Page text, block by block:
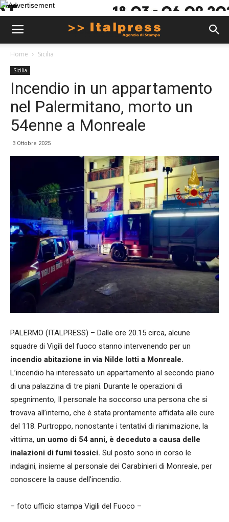
Home Sicilia
Sicilia
Incendio in un appartamento
nel Palermitano, morto un
54enne a Monreale
3 Ottobre 2025
PALERMO (ITALPRESS) – Dalle ore 20.15 circa, alcune
squadre di Vigili del fuoco stanno intervenendo per un
incendio abitazione in via Nilde Iotti a Monreale.
L’incendio ha interessato un appartamento al secondo piano
di una palazzina di tre piani. Durante le operazioni di
spegnimento, Il personale ha soccorso una persona che si
trovava all’interno, che è stata prontamente affidata alle cure
del 118. Purtroppo, nonostante i tentativi di rianimazione, la
vittima, un uomo di 54 anni, è deceduto a causa delle
inalazioni di fumi tossici. Sul posto sono in corso le
indagini, insieme al personale dei Carabinieri di Monreale, per
conoscere la cause dell’incendio.
– foto ufficio stampa Vigili del Fuoco –